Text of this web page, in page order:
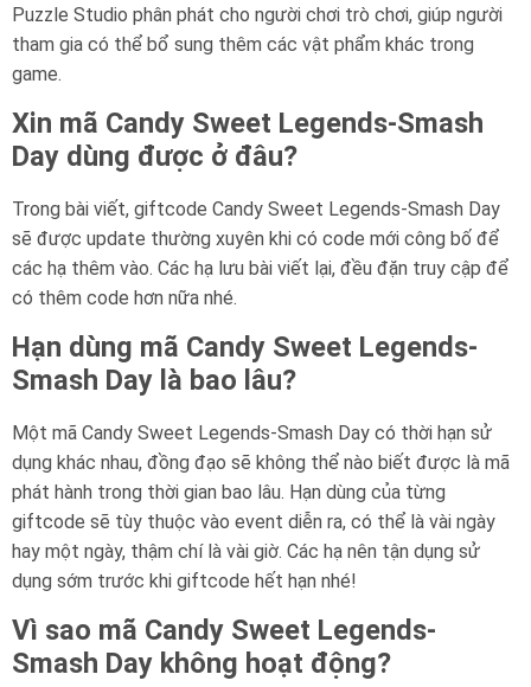
Puzzle Studio phân phát cho người chơi trò chơi, giúp người
tham gia có thể bổ sung thêm các vật phẩm khác trong
game.
Xin mã Candy Sweet Legends-Smash
Day dùng được ở đâu?
Trong bài viết, giftcode Candy Sweet Legends-Smash Day
sẽ được update thường xuyên khi có code mới công bố để
các hạ thêm vào. Các hạ lưu bài viết lại, đều đặn truy cập để
có thêm code hơn nữa nhé.
Hạn dùng mã Candy Sweet Legends-
Smash Day là bao lâu?
Một mã Candy Sweet Legends-Smash Day có thời hạn sử
dụng khác nhau, đồng đạo sẽ không thể nào biết được là mã
phát hành trong thời gian bao lâu. Hạn dùng của từng
giftcode sẽ tùy thuộc vào event diễn ra, có thể là vài ngày
hay một ngày, thậm chí là vài giờ. Các hạ nên tận dụng sử
dụng sớm trước khi giftcode hết hạn nhé!
Vì sao mã Candy Sweet Legends-
Smash Day không hoạt động?